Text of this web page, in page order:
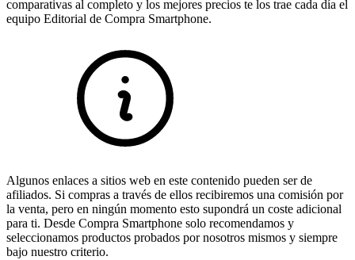
comparativas al completo y los mejores precios te los trae cada día el
equipo Editorial de Compra Smartphone.
Algunos enlaces a sitios web en este contenido pueden ser de
afiliados. Si compras a través de ellos recibiremos una comisión por
la venta, pero en ningún momento esto supondrá un coste adicional
para ti. Desde Compra Smartphone solo recomendamos y
seleccionamos productos probados por nosotros mismos y siempre
bajo nuestro criterio.